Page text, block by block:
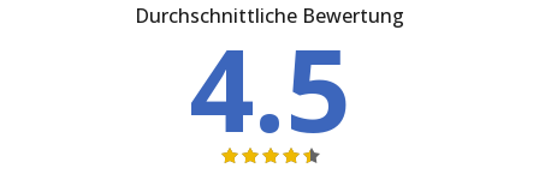
Durchschnittliche Bewertung
4.5